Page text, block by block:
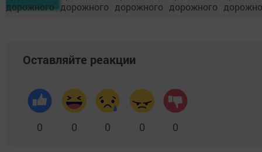
Оставляйте реакции
0 0 0 0 0